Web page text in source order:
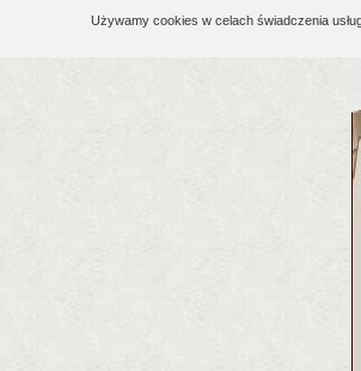
Używamy cookies w celach świadczenia